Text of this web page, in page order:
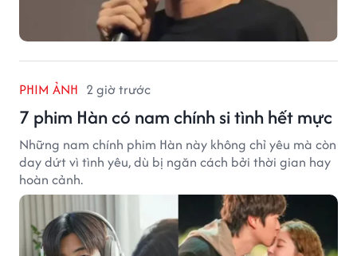
PHIM ẢNH 2 giờ trước
7 phim Hàn có nam chính si tình hết mực
Những nam chính phim Hàn này không chỉ yêu mà còn
day dứt vì tình yêu, dù bị ngăn cách bởi thời gian hay
hoàn cảnh.